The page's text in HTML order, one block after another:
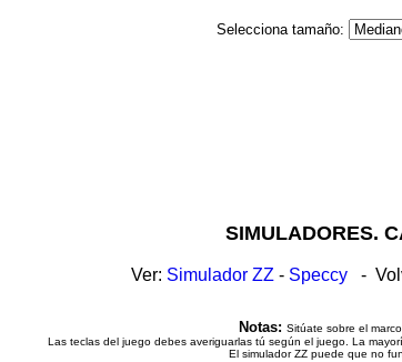
Selecciona tamaño:
SIMULADORES.
Ver: Simulador ZZ - Speccy -
Notas: Sitúate sobre el
Las teclas del juego debes averiguarlas tú según el juego. La
El simulador ZZ puede que no